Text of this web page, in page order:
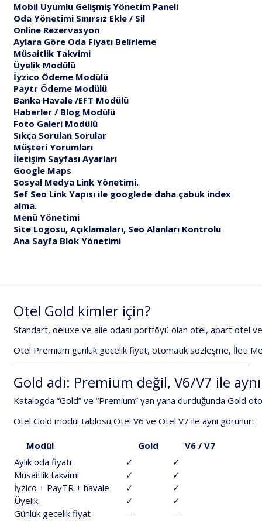
Mobil Uyumlu Gelişmiş Yönetim Paneli
Oda Yönetimi Sınırsız Ekle / Sil
Online Rezervasyon
Aylara Göre Oda Fiyatı Belirleme
Müsaitlik Takvimi
Üyelik Modülü
İyzico Ödeme Modülü
Paytr Ödeme Modülü
Banka Havale /EFT Modülü
Haberler / Blog Modülü
Foto Galeri Modülü
Sıkça Sorulan Sorular
Müşteri Yorumları
İletişim Sayfası Ayarları
Google Maps
Sosyal Medya Link Yönetimi.
Sef Seo Link Yapısı ile googlede daha çabuk index
alma.
Menü Yönetimi
Site Logosu, Açıklamaları, Seo Alanları Kontrolu
Ana Sayfa Blok Yönetimi
Otel Gold kimler için?
Standart, deluxe ve aile odası portföyü olan otel, apart otel
Otel Premium günlük gecelik fiyat, otomatik sözleşme, İleti
Gold adı: Premium değil, V6/V7 ile aynı
Katalogda “Gold” ve “Premium” yan yana durduğunda Gold
Otel Gold modül tablosu Otel V6 ve Otel V7 ile aynı görünür:
Modül Gold V6 / V7
Aylık oda fiyatı ✓
✓
Müsaitlik takvimi ✓
✓
İyzico + PayTR + havale ✓
✓
Üyelik
✓
✓
Günlük gecelik fiyat —
—